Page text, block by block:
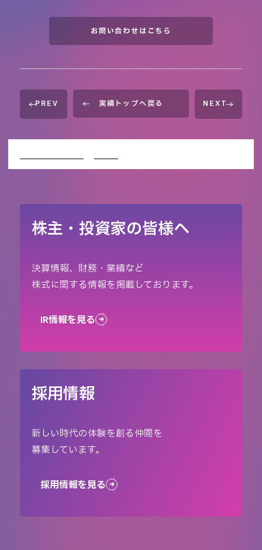
お問い合わせはこちら
PREV 実績トップへ戻る NEXT
株主・投資家の皆様へ
決算情報、財務・業績など
株式に関する情報を掲載しております。
IR情報を見る
採用情報
新しい時代の体験を創る仲間を
募集しています。
採用情報を見る